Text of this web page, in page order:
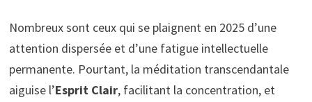
Nombreux sont ceux qui se plaignent en 2025 d’une
attention dispersée et d’une fatigue intellectuelle
permanente. Pourtant, la méditation transcendantale
aiguise l’Esprit Clair, facilitant la concentration, et